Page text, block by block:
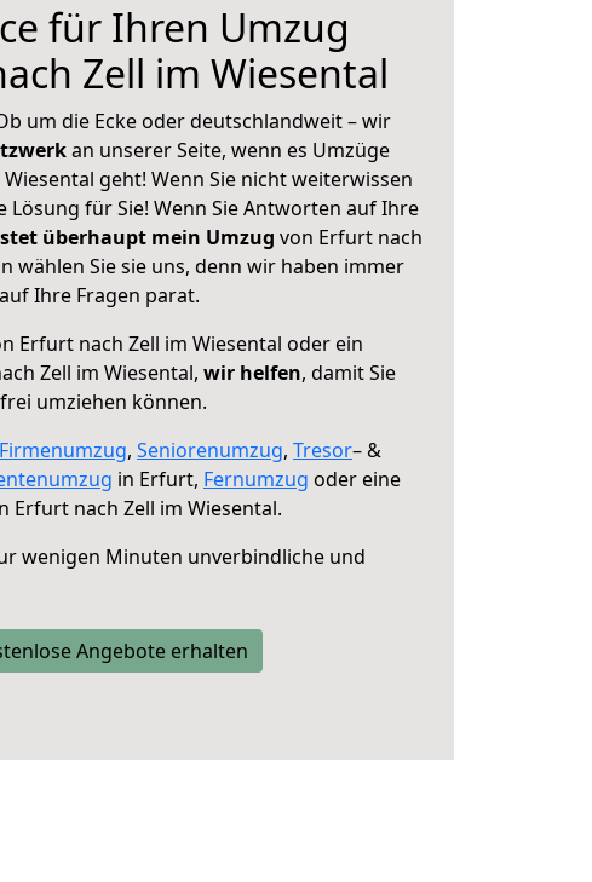
für Ihren Umzug
Zell im Wiesental
um die Ecke oder deutschlandweit – wir
an unserer Seite, wenn es Umzüge
geht! Wenn Sie nicht weiterwissen
Lösung für Sie! Wenn Sie Antworten auf Ihre
überhaupt mein Umzug von Erfurt nach
wählen Sie sie uns, denn wir haben immer
Ihre Fragen parat.
Erfurt nach Zell im Wiesental oder ein
Zell im Wiesental, wir helfen, damit Sie
umziehen können.
Firmenumzug, Seniorenumzug, Tresor– &
in Erfurt, Fernumzug oder eine
Erfurt nach Zell im Wiesental.
wenigen Minuten unverbindliche und
Angebote erhalten